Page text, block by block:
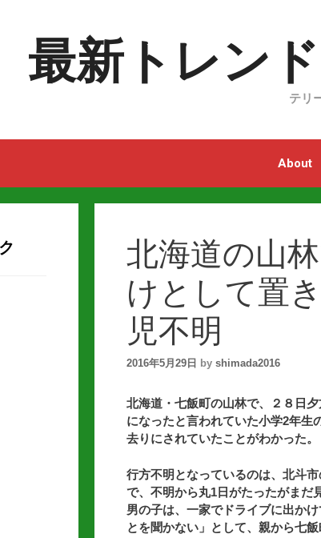
最新トレン
テリ
About
北海道の山
けとして置
児不明
2016年5月29日 by shimada2016
北海道・七飯町の山林で、２８日
になったと言われていた小学2年生
去りにされていたことがわかった。
行方不明となっているのは、北斗
で、不明から丸1日がたったがまだ
男の子は、一家でドライブに出か
とを聞かない」として、親から七